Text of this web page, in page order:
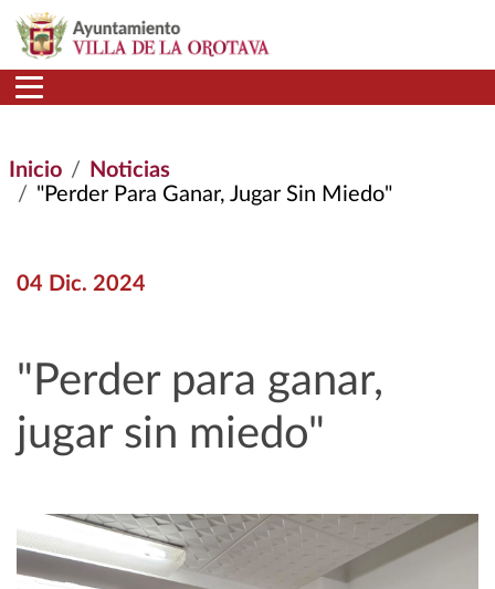
Pasar al contenido principal
Inicio
Noticias
"Perder Para Ganar, Jugar Sin Miedo"
04 Dic. 2024
"Perder para ganar,
jugar sin miedo"